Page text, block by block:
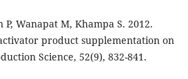
Wanapat M, Khampa S. 2012.
product supplementation on
Science, 52(9), 832-841.